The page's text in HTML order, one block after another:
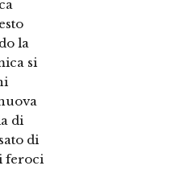
la
si
di
di
feroci